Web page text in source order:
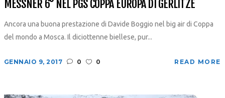
MESSNER 6° NEL PGS COPPA EUROPA DI GERLITZE
Ancora una buona prestazione di Davide Boggio nel big air di Coppa
del mondo a Mosca. Il diciottenne biellese, pur...
GENNAIO 9, 2017 0 0 READ MORE